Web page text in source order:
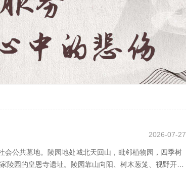
2026-07-27
公共墓地。陵园地处城北天回山，毗邻植物园，四季树
陵园的皇恩寺遗址。陵园靠山向阳、树木葱笼、视野开